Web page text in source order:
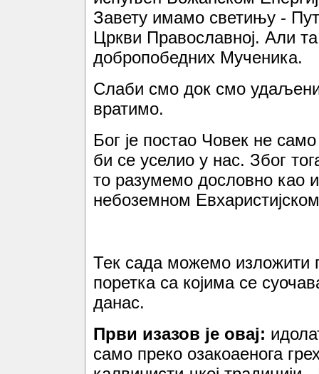
Завету имамо светињу -
Цркви Православној. Али
добропобедних Мученика.
Слаби смо док смо
вратимо.
Бог је постао Човек не
би се уселио у нас. Због
то разумемо дословно као
небоземном
Тек сада можемо изложити
поретка са којима се
данас.
Први изазов је овај:
само преко озакоаенога